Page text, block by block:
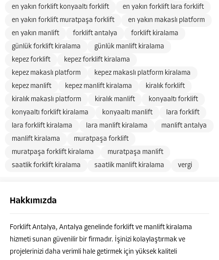
en yakın forklift konyaaltı forklift
en yakın forklift lara forklift
en yakın forklift muratpaşa forklift
en yakın makaslı platform
en yakın manlift
forklift antalya
forklift kiralama
günlük forklift kiralama
günlük manlift kiralama
kepez forklift
kepez forklift kiralama
kepez makaslı platform
kepez makaslı platform kiralama
kepez manlift
kepez manlift kiralama
kiralık forklift
kiralık makaslı platform
kiralık manlift
konyaaltı forklift
konyaaltı forklift kiralama
konyaaltı manlift
lara forklift
lara forklift kiralama
lara manlift kiralama
manlift antalya
manlift kiralama
muratpaşa forklift
muratpaşa forklift kiralama
muratpaşa manlift
saatlik forklift kiralama
saatlik manlift kiralama vergi
Hakkımızda
Forklift Antalya, Antalya genelinde forklift ve manlift kiralama
hizmeti sunan güvenilir bir firmadır. İşinizi kolaylaştırmak ve
projelerinizi daha verimli hale getirmek için yüksek kaliteli